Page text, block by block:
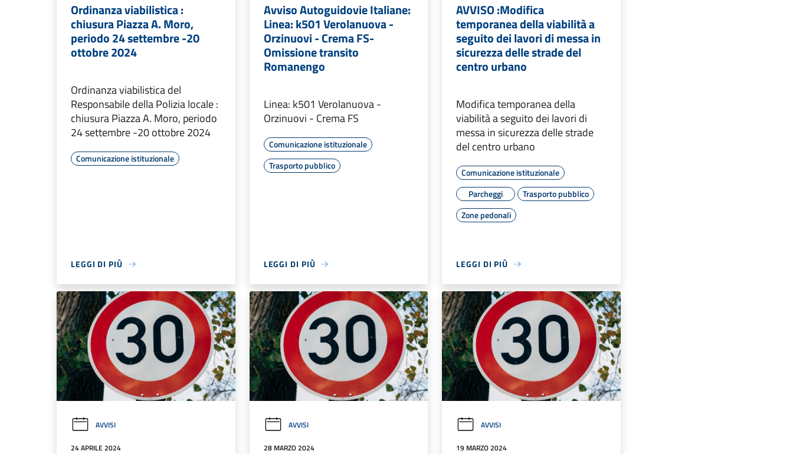
Ordinanza viabilistica :
chiusura Piazza A. Moro,
periodo 24 settembre -20
ottobre 2024
Ordinanza viabilistica del
Responsabile della Polizia locale :
chiusura Piazza A. Moro, periodo
24 settembre -20 ottobre 2024
Comunicazione istituzionale
LEGGI DI PIÙ
Avviso Autoguidovie Italiane:
Linea: k501 Verolanuova -
Orzinuovi - Crema FS-
Omissione transito
Romanengo
Linea: k501 Verolanuova -
Orzinuovi - Crema FS
Comunicazione istituzionale
Trasporto pubblico
LEGGI DI PIÙ
AVVISO :Modifica
temporanea della viabilità a
seguito dei lavori di messa in
sicurezza delle strade del
centro urbano
Modifica temporanea della
viabilità a seguito dei lavori di
messa in sicurezza delle strade
del centro urbano
Comunicazione istituzionale
Parcheggi
Trasporto pubblico
Zone pedonali
LEGGI DI PIÙ
AVVISI
24 APRILE 2024
AVVISI
28 MARZO 2024
AVVISI
19 MARZO 2024